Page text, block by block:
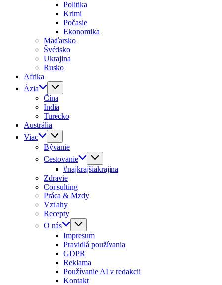
Politika
Krimi
Počasie
Ekonomika
Maďarsko
Švédsko
Ukrajina
Rusko
Afrika
Ázia
Čína
India
Turecko
Austrália
Viac
Bývanie
Cestovanie
#najkrajšiakrajina
Zdravie
Consulting
Práca & Mzdy
Vzťahy
Recepty
O nás
Impresum
Pravidlá používania
GDPR
Reklama
Používanie AI v redakcii
Kontakt